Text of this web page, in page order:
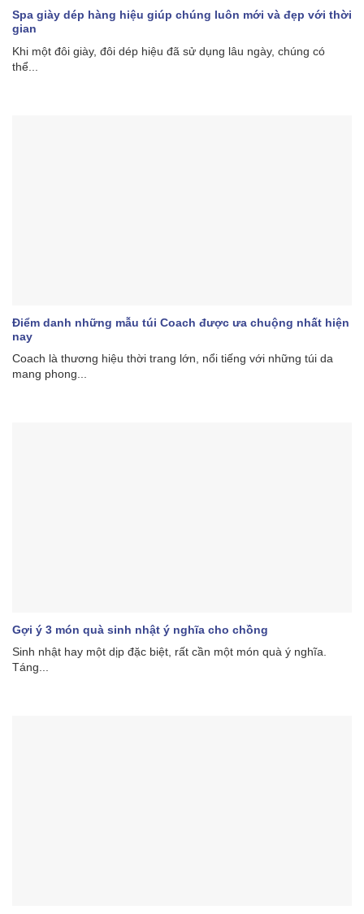
Spa giày dép hàng hiệu giúp chúng luôn mới và đẹp với thời
gian
Khi một đôi giày, đôi dép hiệu đã sử dụng lâu ngày, chúng có
thể...
Điểm danh những mẫu túi Coach được ưa chuộng nhất hiện
nay
Coach là thương hiệu thời trang lớn, nổi tiếng với những túi da
mang phong...
Gợi ý 3 món quà sinh nhật ý nghĩa cho chồng
Sinh nhật hay một dịp đặc biệt, rất cần một món quà ý nghĩa.
Táng...